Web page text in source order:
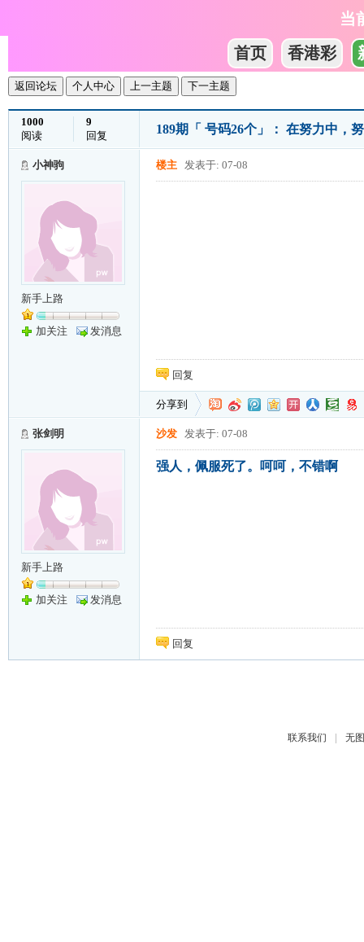
当
首页
香港彩
返回论坛 个人中心 上一主题 下一主题
1000
阅读
9
回复
189期「 号码26个」： 在努力中，
小神驹
新手上路
加关注 发消息
楼主 发表于: 07-08
回复
分享到
张剑明
新手上路
加关注 发消息
沙发 发表于: 07-08
强人，佩服死了。呵呵，不错啊
回复
联系我们 | 无